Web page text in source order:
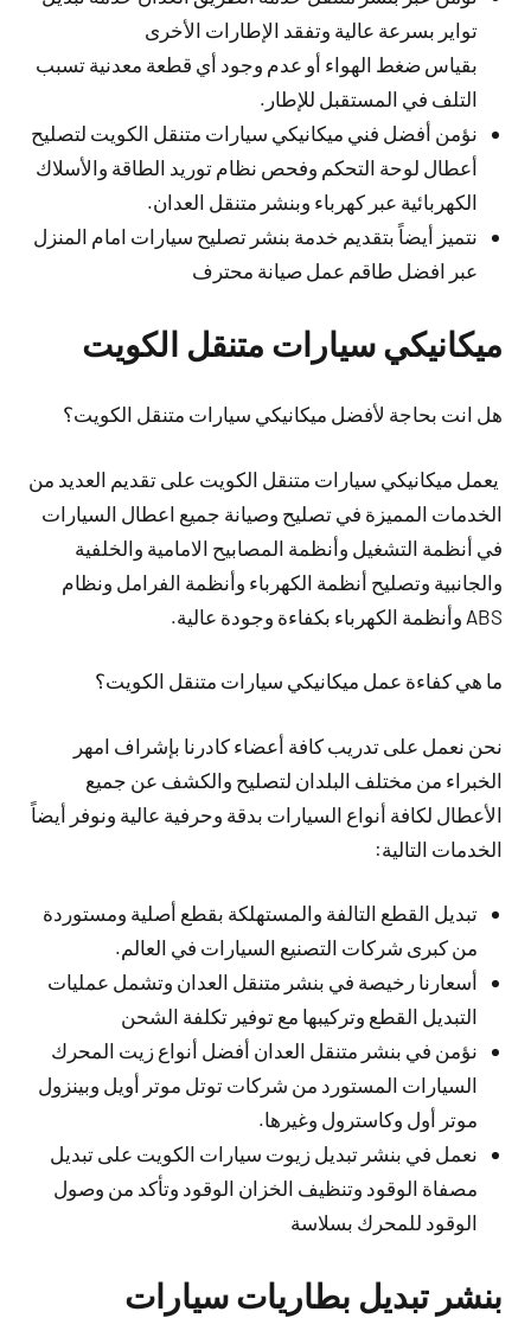
تواير بسرعة عالية وتفقد الإطارات الأخرى
بقياس ضغط الهواء أو عدم وجود أي قطعة معدنية تسبب
التلف في المستقبل للإطار.
نؤمن أفضل فني ميكانيكي سيارات متنقل الكويت لتصليح
أعطال لوحة التحكم وفحص نظام توريد الطاقة والأسلاك
الكهربائية عبر كهرباء وبنشر متنقل العدان.
نتميز أيضاً بتقديم خدمة بنشر تصليح سيارات امام المنزل
عبر افضل طاقم عمل صيانة محترف
ميكانيكي سيارات متنقل الكويت
هل انت بحاجة لأفضل ميكانيكي سيارات متنقل الكويت؟
يعمل ميكانيكي سيارات متنقل الكويت على تقديم العديد من
الخدمات المميزة في تصليح وصيانة جميع اعطال السيارات
في أنظمة التشغيل وأنظمة المصابيح الامامية والخلفية
والجانبية وتصليح أنظمة الكهرباء وأنظمة الفرامل ونظام
ABS وأنظمة الكهرباء بكفاءة وجودة عالية.
ما هي كفاءة عمل ميكانيكي سيارات متنقل الكويت؟
نحن نعمل على تدريب كافة أعضاء كادرنا بإشراف امهر
الخبراء من مختلف البلدان لتصليح والكشف عن جميع
الأعطال لكافة أنواع السيارات بدقة وحرفية عالية ونوفر أيضاً
الخدمات التالية:
تبديل القطع التالفة والمستهلكة بقطع أصلية ومستوردة
من كبرى شركات التصنيع السيارات في العالم.
أسعارنا رخيصة في بنشر متنقل العدان وتشمل عمليات
التبديل القطع وتركيبها مع توفير تكلفة الشحن
نؤمن في بنشر متنقل العدان أفضل أنواع زيت المحرك
السيارات المستورد من شركات توتل موتر أويل وبينزول
موتر أول وكاسترول وغيرها.
نعمل في بنشر تبديل زيوت سيارات الكويت على تبديل
مصفاة الوقود وتنظيف الخزان الوقود وتأكد من وصول
الوقود للمحرك بسلاسة
بنشر تبديل بطاريات سيارات